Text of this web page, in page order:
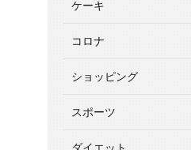
ケーキ
コロナ
ショッピング
スポーツ
ダイエット